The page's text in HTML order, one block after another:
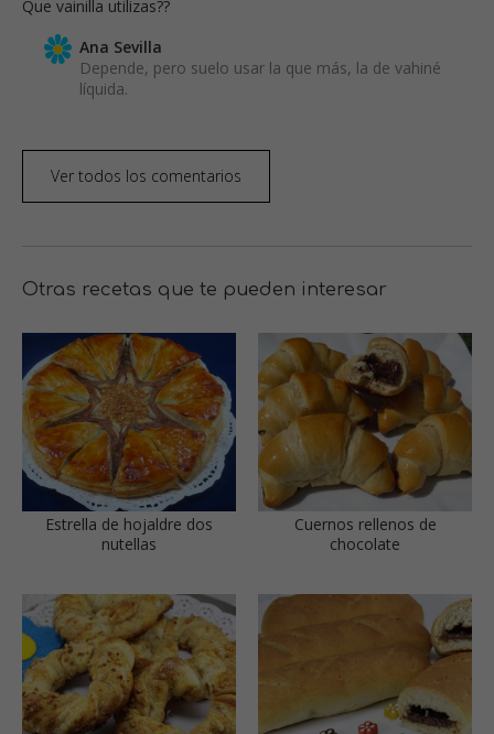
Que vainilla utilizas??
Ana Sevilla
Depende, pero suelo usar la que más, la de vahiné
líquida.
Ver todos los comentarios
Otras recetas que te pueden interesar
Estrella de hojaldre dos
nutellas
Cuernos rellenos de
chocolate